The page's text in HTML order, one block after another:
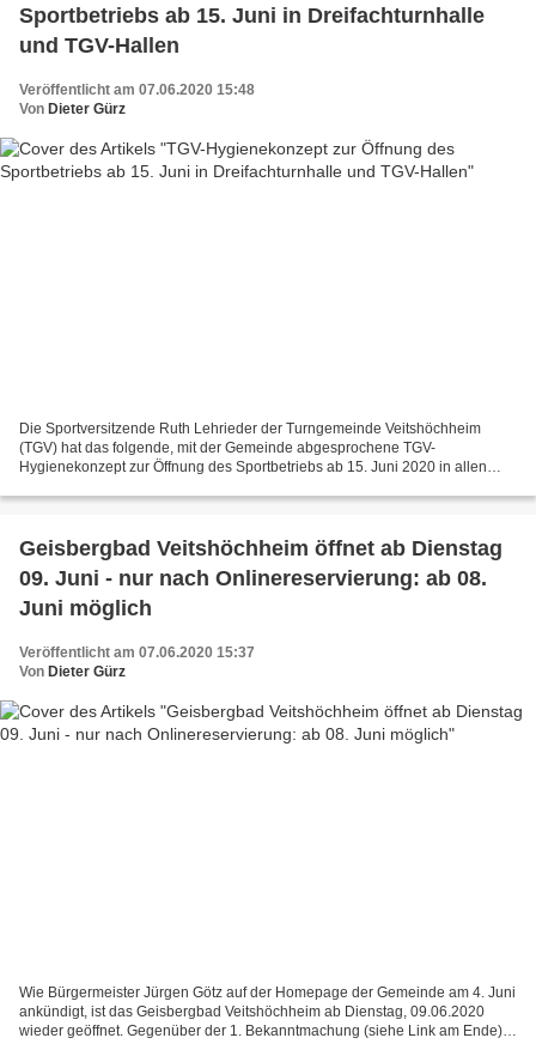
Sportbetriebs ab 15. Juni in Dreifachturnhalle
und TGV-Hallen
Veröffentlicht am 07.06.2020 15:48
Von Dieter Gürz
Die Sportversitzende Ruth Lehrieder der Turngemeinde Veitshöchheim
(TGV) hat das folgende, mit der Gemeinde abgesprochene TGV-
Hygienekonzept zur Öffnung des Sportbetriebs ab 15. Juni 2020 in allen
Geisbergbad Veitshöchheim öffnet ab Dienstag
09. Juni - nur nach Onlinereservierung: ab 08.
Juni möglich
Veröffentlicht am 07.06.2020 15:37
Von Dieter Gürz
Wie Bürgermeister Jürgen Götz auf der Homepage der Gemeinde am 4. Juni
ankündigt, ist das Geisbergbad Veitshöchheim ab Dienstag, 09.06.2020
wieder geöffnet. Gegenüber der 1. Bekanntmachung (siehe Link am Ende)